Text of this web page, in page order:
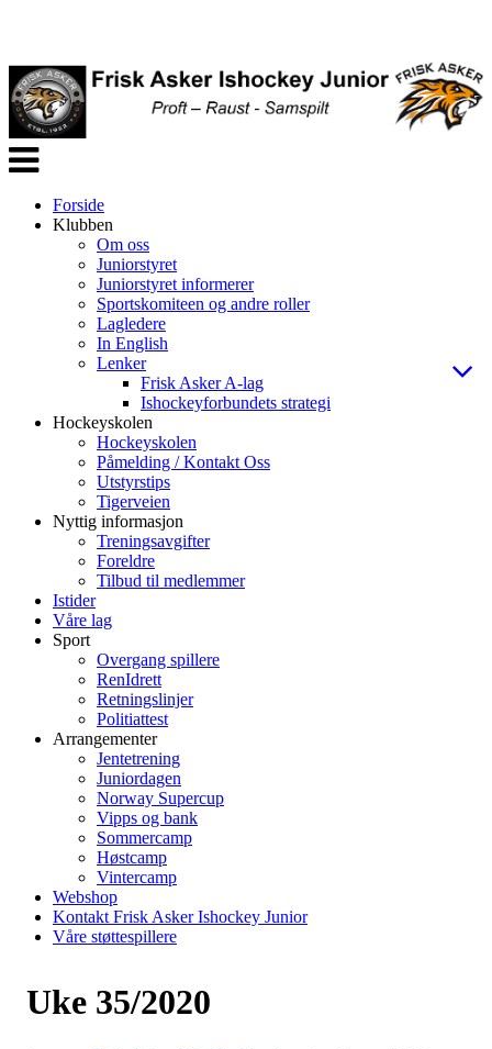
Veksle
navigasjon
Forside
Klubben
Om oss
Juniorstyret
Juniorstyret informerer
Sportskomiteen og andre roller
Lagledere
In English
Lenker
Frisk Asker A-lag
Ishockeyforbundets strategi
Hockeyskolen
Hockeyskolen
Påmelding / Kontakt Oss
Utstyrstips
Tigerveien
Nyttig informasjon
Treningsavgifter
Foreldre
Tilbud til medlemmer
Istider
Våre lag
Sport
Overgang spillere
RenIdrett
Retningslinjer
Politiattest
Arrangementer
Jentetrening
Juniordagen
Norway Supercup
Vipps og bank
Sommercamp
Høstcamp
Vintercamp
Webshop
Kontakt Frisk Asker Ishockey Junior
Våre støttespillere
Uke 35/2020